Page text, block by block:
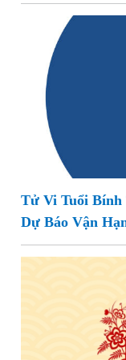
Tử Vi Tuổi Bính
Dự Báo Vận